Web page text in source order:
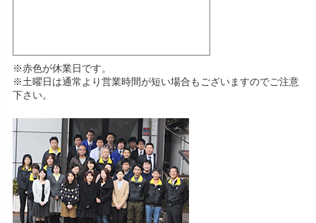
※赤色が休業日です。
※土曜日は通常より営業時間が短い場合もございますのでご注意
下さい。